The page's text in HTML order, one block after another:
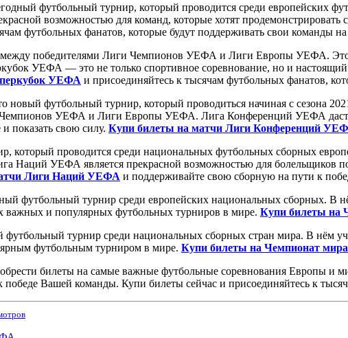
футбольный турнир, который проводится среди европейских
возможностью для команд, которые хотят продемонстрировать
футбольных фанатов, которые будут поддерживать свои команды на
победителями Лиги Чемпионов УЕФА и Лиги Европы УЕФА. Этот
УЕФА — это не только спортивное соревнование, но и
УЕФА и присоединяйтесь к тысячам футбольных фанатов,
новый футбольный турнир, который проводиться начиная с сезона
УЕФА и Лиги Европы УЕФА. Лига Конференций УЕФА даст
показать свою силу. Купи билеты на матчи Лиги Конференций
который проводится среди национальных футбольных сборных
Наций УЕФА является прекрасной возможностью для болельщиков
Лиги Наций УЕФА и поддерживайте свою сборную на пути к
футбольный турнир среди европейских национальных сборных. В
важных и популярных футбольных турниров в мире. Купи билеты на
турнир среди национальных сборных стран мира. В нём
футбольным турниром в мире. Купи билеты на Чемпионат мира
билеты на самые важные футбольные соревнования Европы и
победе Вашей команды. Купи билеты сейчас и присоединяйтесь к